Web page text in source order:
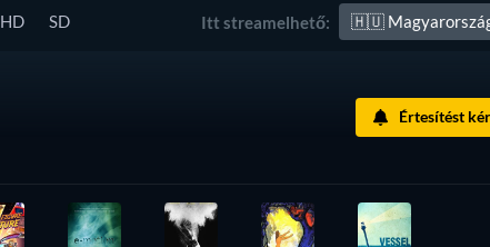
HD SD Itt streamelhető: 🇭🇺
Értesítést